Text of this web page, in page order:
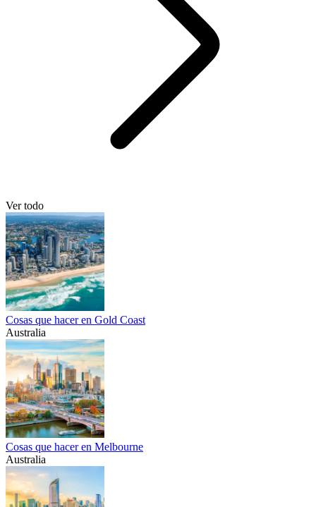
Ver todo
Cosas que hacer en Gold Coast
Australia
Cosas que hacer en Melbourne
Australia